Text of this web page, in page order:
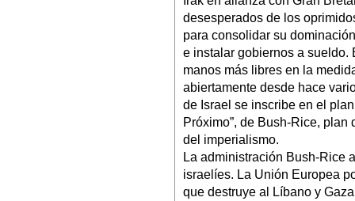
desesperados de los
para consolidar su
e instalar gobiernos a sueldo.
manos más libres en la
abiertamente desde hace
de Israel se inscribe en el
Próximo”, de Bush-Rice,
del imperialismo.
La administración Bush-Rice
israelíes. La Unión Europea
que destruye al Líbano y